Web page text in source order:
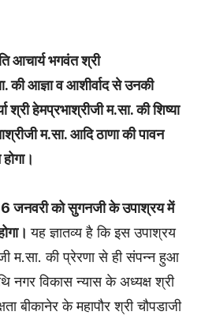
आचार्य भगवंत श्री
की आज्ञा व आशीर्वाद से उनकी
श्री हेमप्रभाश्रीजी म.सा. की शिष्या
म.सा. आदि ठाणा की पावन
जनवरी को सुगनजी के उपाश्रय में
यह ज्ञातव्य है कि इस उपाश्रय
म.सा. की प्रेरणा से ही संपन्न हुआ
नगर विकास न्यास के अध्यक्ष श्री
बीकानेर के महापौर श्री चौपडाजी